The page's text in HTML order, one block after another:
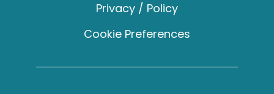
Privacy / Policy
Cookie Preferences